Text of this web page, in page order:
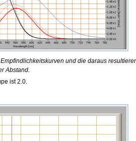
und die daraus
Abstand.
ist 2.0.